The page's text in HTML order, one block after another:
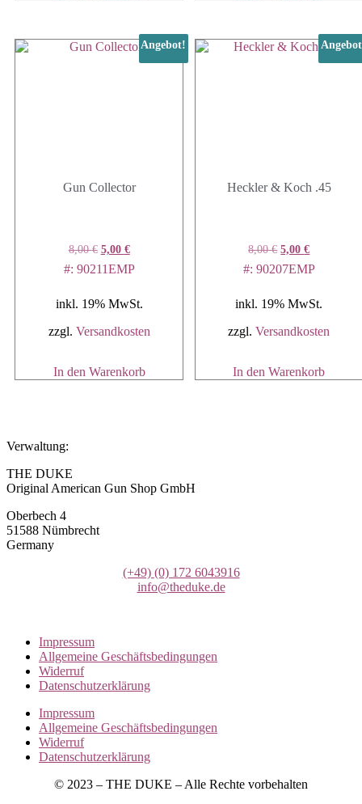
Angebot!
Gun Collector
8,00€ Ursprünglicher
Preis
war:
5,00 €Aktueller
Preis
ist:
#: 90211EMP
inkl. 19% MwSt.
zzgl. Versandkosten
In den Warenkorb
Heckler & Koch .45
8,00€ Ursprünglicher
Preis
war:
5,00€Aktueller
Preis
ist:
#: 90207EMP
inkl. 19% MwSt.
zzgl.Versandkosten
In den Warenkorb
Verwaltung:
THE DUKE
Original American Gun Shop GmbH
Oberbech 4
51588 Nümbrecht
Germany
(+49) (0) 172 6043916
info@theduke.de
Impressum
Allgemeine Geschäftsbedingungen
Widerruf
Datenschutzerklärung
Impressum
Allgemeine Geschäftsbedingungen
Widerruf
Datenschutzerklärung
© 2023 – THE DUKE – Alle Rechte vorbehalten